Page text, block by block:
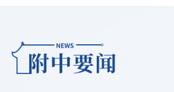
全国展演一等奖，天河合唱
2026/07/31